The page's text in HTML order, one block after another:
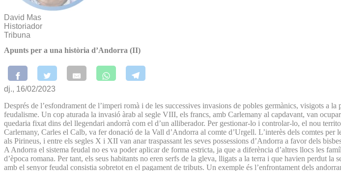
David Mas
Historiador
Tribuna
Apunts per a una història d’Andorra (II)
dj., 16/02/2023
Després de l’esfondrament de l’imperi romà i de les successives invasions de pobles germànics, visigots a
feudalisme. Un cop aturada la invasió àrab al segle VIII, els francs, amb Carlemany al capdavant, van
quedaria fixat dins del llegendari andorrà com el d’un alliberador. Per gestionar-lo i controlar-lo, el nou
Carlemany, Carles el Calb, va fer donació de la Vall d’Andorra al comte d’Urgell. L’interès dels comtes per
als Pirineus, i entre els segles X i XII van anar traspassant les seves possessions d’Andorra a favor dels
A Andorra el sistema feudal no es va poder aplicar de forma estricta, ja que a diferència d’altres llocs les
d’època romana. Per tant, els seus habitants no eren serfs de la gleva, lligats a la terra i que havien perdut
amb el senyor feudal consistia sobretot en el pagament de tributs. Un exemple és l’enfrontament dels